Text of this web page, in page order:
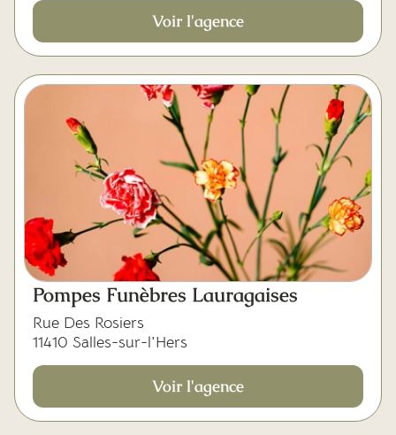
Voir l'agence
Pompes Funèbres Lauragaises
Rue Des Rosiers
11410 Salles-sur-l'Hers
Voir l'agence